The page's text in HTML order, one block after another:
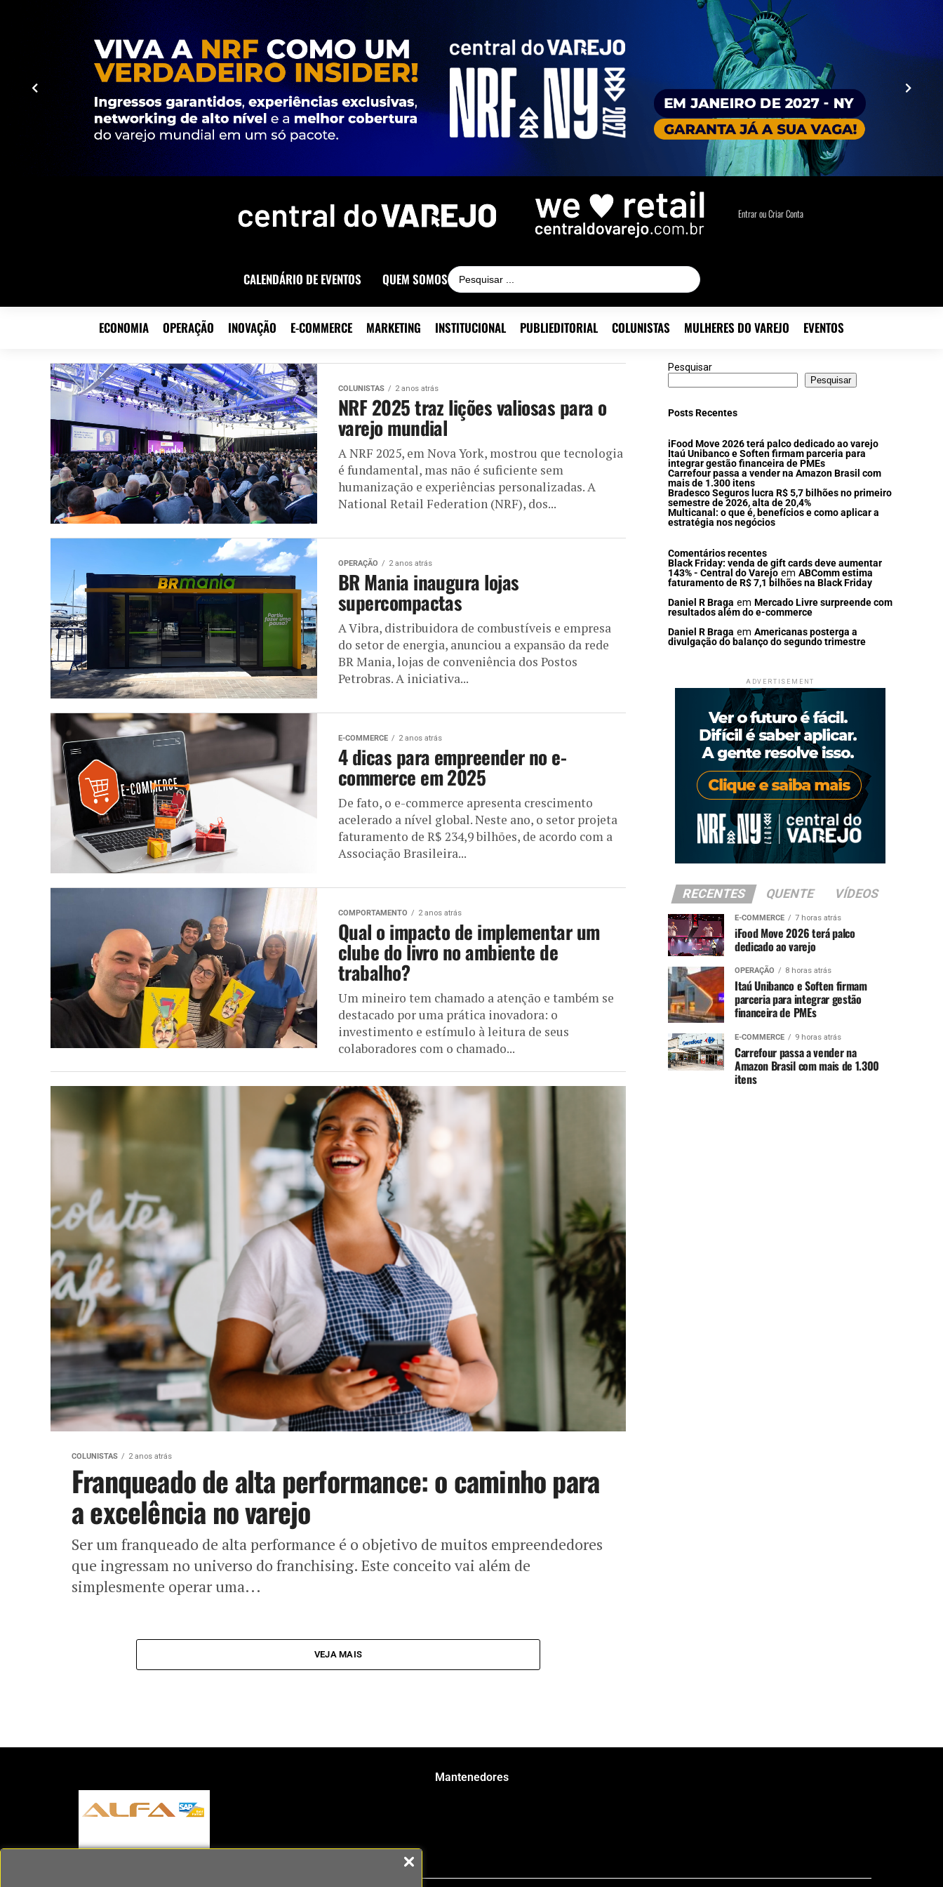
Entrar ou Criar Conta
CALENDÁRIO DE EVENTOS QUEM SOMOS
ECONOMIA OPERAÇÃO INOVAÇÃO E-COMMERCE MARKETING INSTITUCIONAL PUBLIEDITORIAL COLUNISTAS MULHERES DO VAREJO EVENTOS
COLUNISTAS 2 anos atrás
NRF 2025 traz lições valiosas para o
varejo mundial
A NRF 2025, em Nova York, mostrou que tecnologia
é fundamental, mas não é suficiente sem
humanização e experiências personalizadas. A
National Retail Federation (NRF), dos...
OPERAÇÃO 2 anos atrás
BR Mania inaugura lojas
supercompactas
A Vibra, distribuidora de combustíveis e empresa
do setor de energia, anunciou a expansão da rede
BR Mania, lojas de conveniência dos Postos
Petrobras. A iniciativa...
E-COMMERCE 2 anos atrás
4 dicas para empreender no e-
commerce em 2025
De fato, o e-commerce apresenta crescimento
acelerado a nível global. Neste ano, o setor projeta
faturamento de R$ 234,9 bilhões, de acordo com a
Associação Brasileira...
COMPORTAMENTO 2 anos atrás
Qual o impacto de implementar um
clube do livro no ambiente de
trabalho?
Um mineiro tem chamado a atenção e também se
destacado por uma prática inovadora: o
investimento e estímulo à leitura de seus
colaboradores com o chamado...
COLUNISTAS 2 anos atrás
Franqueado de alta performance: o caminho para
a excelência no varejo
Ser um franqueado de alta performance é o objetivo de muitos empreendedores
que ingressam no universo do franchising. Este conceito vai além de
simplesmente operar uma...
VEJA MAIS
Pesquisar
Pesquisar
Posts Recentes
iFood Move 2026 terá palco dedicado ao varejo
Itaú Unibanco e Soften firmam parceria para
integrar gestão financeira de PMEs
Carrefour passa a vender na Amazon Brasil com
mais de 1.300 itens
Bradesco Seguros lucra R$ 5,7 bilhões no primeiro
semestre de 2026, alta de 20,4%
Multicanal: o que é, benefícios e como aplicar a
estratégia nos negócios
Comentários recentes
Black Friday: venda de gift cards deve aumentar
143% - Central do Varejo em ABComm estima
faturamento de R$ 7,1 bilhões na Black Friday
Daniel R Braga em Mercado Livre surpreende com
resultados além do e-commerce
Daniel R Braga em Americanas posterga a
divulgação do balanço do segundo trimestre
ADVERTISEMENT
RECENTES QUENTE VÍDEOS
E-COMMERCE 7 horas atrás
iFood Move 2026 terá palco
dedicado ao varejo
OPERAÇÃO 8 horas atrás
Itaú Unibanco e Soften firmam
parceria para integrar gestão
financeira de PMEs
E-COMMERCE 9 horas atrás
Carrefour passa a vender na
Amazon Brasil com mais de 1.300
itens
Mantenedores